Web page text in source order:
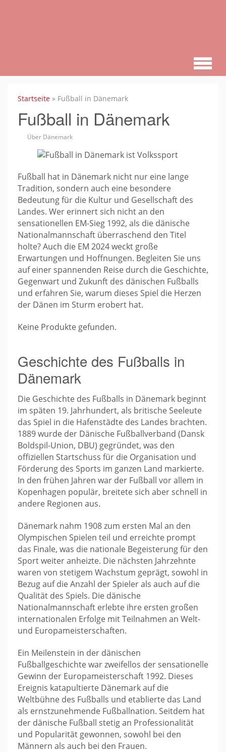
Startseite » Fußball in Dänemark
Fußball in Dänemark
Über Dänemark
Fußball hat in Dänemark nicht nur eine lange
Tradition, sondern auch eine besondere
Bedeutung für die Kultur und Gesellschaft des
Landes. Wer erinnert sich nicht an den
sensationellen EM-Sieg 1992, als die dänische
Nationalmannschaft überraschend den Titel
holte? Auch die EM 2024 weckt große
Erwartungen und Hoffnungen. Begleiten Sie uns
auf einer spannenden Reise durch die Geschichte,
Gegenwart und Zukunft des dänischen Fußballs
und erfahren Sie, warum dieses Spiel die Herzen
der Dänen im Sturm erobert hat.
Keine Produkte gefunden.
Geschichte des Fußballs in
Dänemark
Die Geschichte des Fußballs in Dänemark beginnt
im späten 19. Jahrhundert, als britische Seeleute
das Spiel in die Hafenstädte des Landes brachten.
1889 wurde der Dänische Fußballverband (Dansk
Boldspil-Union, DBU) gegründet, was den
offiziellen Startschuss für die Organisation und
Förderung des Sports im ganzen Land markierte.
In den frühen Jahren war der Fußball vor allem in
Kopenhagen populär, breitete sich aber schnell in
andere Regionen aus.
Dänemark nahm 1908 zum ersten Mal an den
Olympischen Spielen teil und erreichte prompt
das Finale, was die nationale Begeisterung für den
Sport weiter anheizte. Die nächsten Jahrzehnte
waren von stetigem Wachstum geprägt, sowohl in
Bezug auf die Anzahl der Spieler als auch auf die
Qualität des Spiels. Die dänische
Nationalmannschaft erlebte ihre ersten großen
internationalen Erfolge mit Teilnahmen an Welt-
und Europameisterschaften.
Ein Meilenstein in der dänischen
Fußballgeschichte war zweifellos der sensationelle
Gewinn der Europameisterschaft 1992. Dieses
Ereignis katapultierte Dänemark auf die
Weltbühne des Fußballs und etablierte das Land
als ernstzunehmende Fußballnation. Seitdem hat
der dänische Fußball stetig an Professionalität
und Popularität gewonnen, sowohl bei den
Männern als auch bei den Frauen.